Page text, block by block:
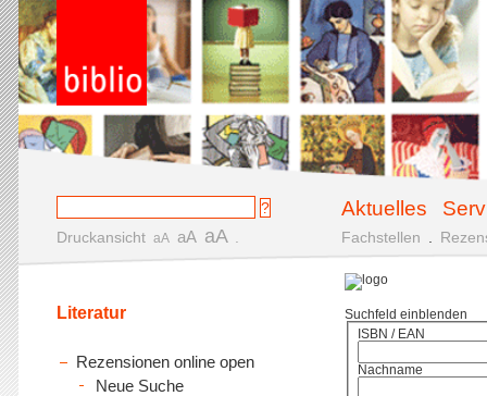
Aktuelles
Druckansicht aA aA aA Fachstellen
Suchfeld einblenden
ISBN / EAN
Nachname
Literatur
Rezensionen online open
Neue Suche